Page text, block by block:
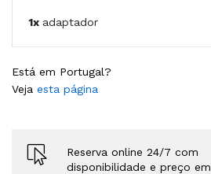
Reserva online 24/7 com
disponibilidade e preço em
Está em Portugal?
Veja esta página
1x adaptador